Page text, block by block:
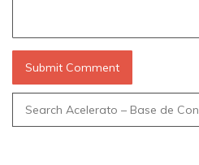
Search
for: